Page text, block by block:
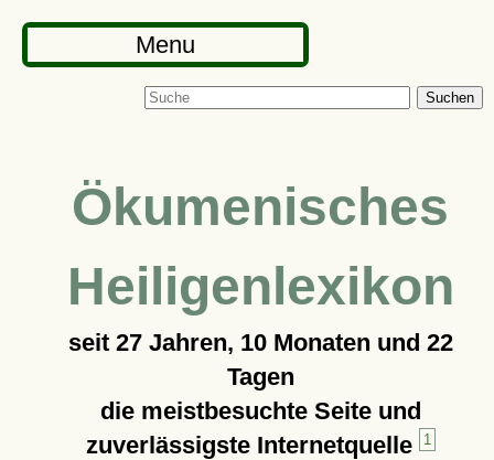
Menu
Suchen
Ökumenisches
Heiligenlexikon
seit 27 Jahren, 10 Monaten und 22
Tagen
die meistbesuchte Seite und
zuverlässigste Internetquelle
1